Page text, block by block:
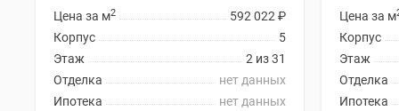
Контакты
592 022₽
Цена за м2
5
Корпус
2 из 31
Этаж
нет данных
Отделка
нет данных
Ипотека
Цена за м
Корпус
Этаж
Отделка
Ипотека